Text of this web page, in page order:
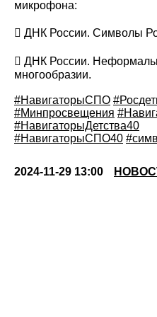
микрофона:
 ДНК России. Символы
 ДНК России.
многообразии.
#НавигаторыСПО
#Минпросвещения
#НавигаторыДетства40
#НавигаторыСПО40
2024-11-29 13:00